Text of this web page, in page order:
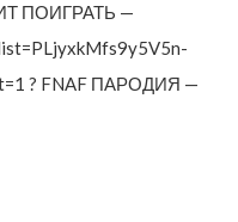
ПОИГРАТЬ —
? FNAF ПАРОДИЯ —